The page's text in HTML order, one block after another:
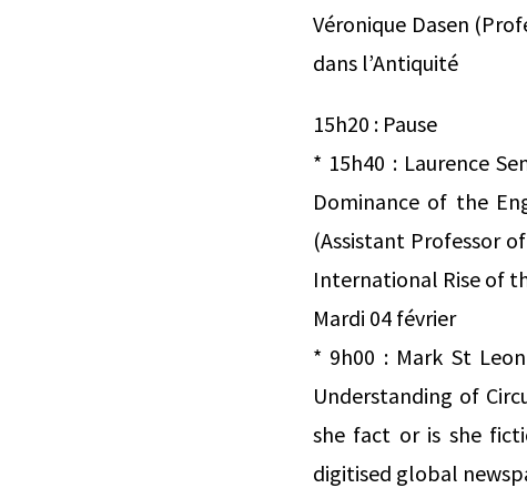
Véronique Dasen
dans l’Antiquité
15h20 : Pause
* 15h40 : Laurence
Dominance of the
(Assistant Professor
International Rise of
Mardi 04 février
* 9h00 : Mark St
Understanding of
she fact or is she
digitised global